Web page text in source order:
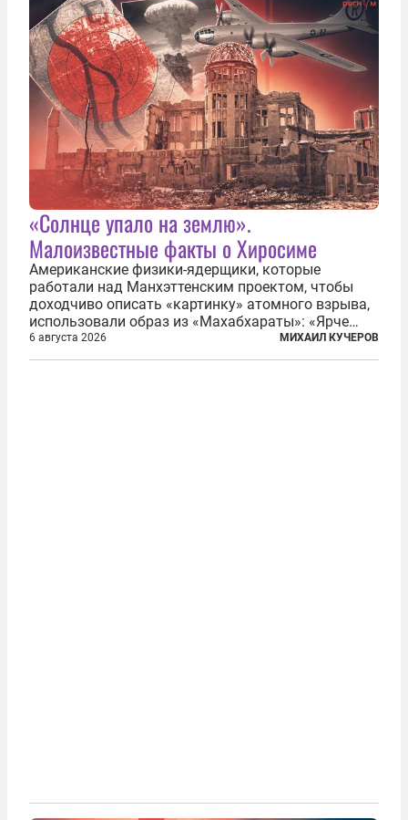
«Солнце упало на землю».
Малоизвестные факты о Хиросиме
Американские физики-ядерщики, которые
работали над Манхэттенским проектом, чтобы
доходчиво описать «картинку» атомного взрыва,
использовали образ из «Махабхараты»: «Ярче
тысячи солнц пылало это пламя». Не все жители
японских городов Хиросимы и Нагасаки, на
6 августа 2026 МИХАИЛ КУЧЕРОВ